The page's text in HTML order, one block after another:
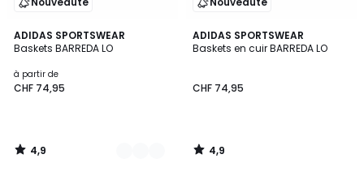
ADIDAS SPORTSWEAR
Baskets BARREDA LO
à partir de
CHF 74,95
4,9
/ 5
2
Couleurs
4,9
/
ADIDAS SPORTSWEAR
Baskets en cuir BARREDA LO
CHF 74,95
4,9
/ 5
4,9
/